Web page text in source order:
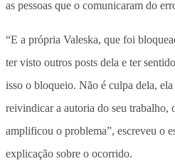
as pessoas que o comunicaram do
“E a própria Valeska, que foi
ter visto outros posts dela e ter
isso o bloqueio. Não é culpa dela,
reivindicar a autoria do seu trabalho,
amplificou o problema”, escreveu o
explicação sobre o ocorrido.